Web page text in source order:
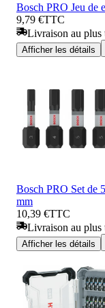
Bosch PRO Jeu de
9,79 €TTC
Livraison au plus
Afficher les détails
Bosch PRO Set de
mm
10,39 €TTC
Livraison au plus
Afficher les détails